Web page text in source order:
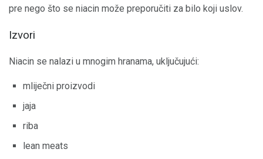
pre nego što se niacin može preporučiti za bilo koji uslov.
Izvori
Niacin se nalazi u mnogim hranama, uključujući:
mliječni proizvodi
jaja
riba
lean meats